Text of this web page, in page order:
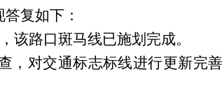
复如下：
该路口斑马线已施划完成。
，对交通标志标线进行更新完